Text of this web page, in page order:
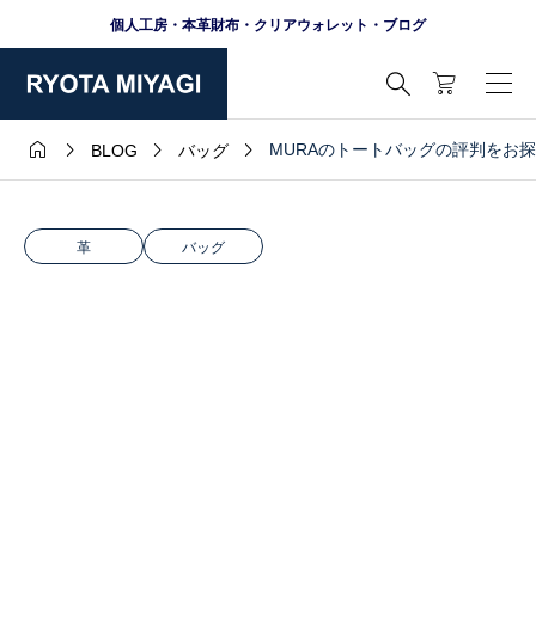
個人工房・本革財布・クリアウォレット・ブログ

  BLOG  バッグ  MURAのトートバッグの評判をお
革 バッグ